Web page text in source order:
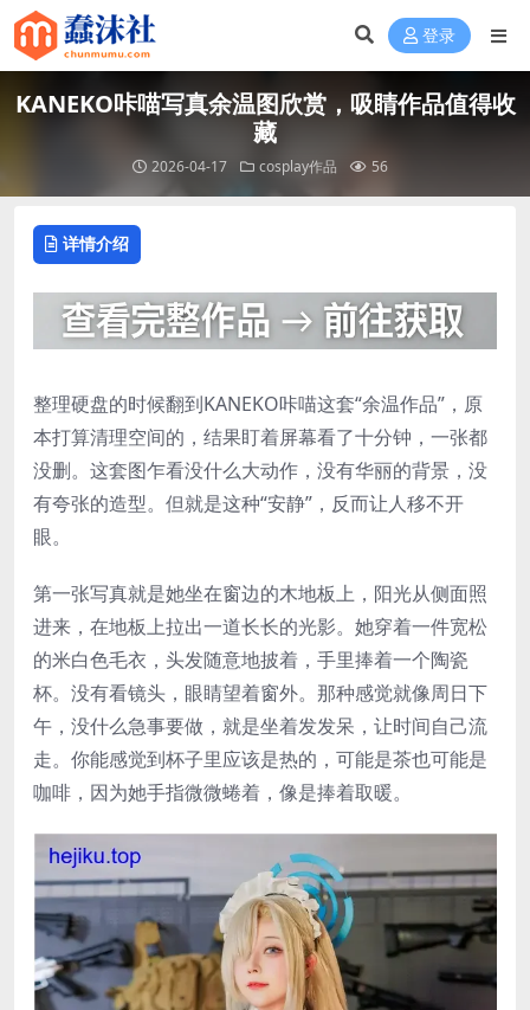
登录
KANEKO咔喵写真余温图欣赏，吸睛作品值得收
藏
2026-04-17 cosplay作品 56
详情介绍
整理硬盘的时候翻到KANEKO咔喵这套“余温作品”，原
本打算清理空间的，结果盯着屏幕看了十分钟，一张都
没删。这套图乍看没什么大动作，没有华丽的背景，没
有夸张的造型。但就是这种“安静”，反而让人移不开
眼。
第一张写真就是她坐在窗边的木地板上，阳光从侧面照
进来，在地板上拉出一道长长的光影。她穿着一件宽松
的米白色毛衣，头发随意地披着，手里捧着一个陶瓷
杯。没有看镜头，眼睛望着窗外。那种感觉就像周日下
午，没什么急事要做，就是坐着发发呆，让时间自己流
走。你能感觉到杯子里应该是热的，可能是茶也可能是
咖啡，因为她手指微微蜷着，像是捧着取暖。